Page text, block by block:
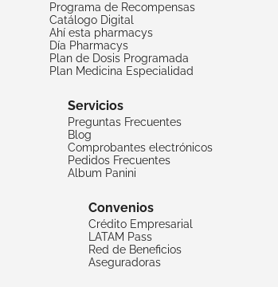
Programa de Recompensas
Catálogo Digital
Ahí esta pharmacys
Día Pharmacys
Plan de Dosis Programada
Plan Medicina Especialidad
Servicios
Preguntas Frecuentes
Blog
Comprobantes electrónicos
Pedidos Frecuentes
Album Panini
Convenios
Crédito Empresarial
LATAM Pass
Red de Beneficios
Aseguradoras